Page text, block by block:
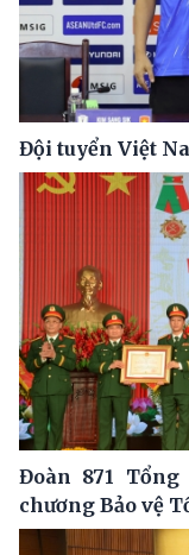
Đội tuyển Việt
Đoàn 871
chương Bảo vệ